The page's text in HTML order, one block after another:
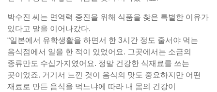
박수진 씨는 면역력 증진을 위해 식품을 찾은 특별한 이유가
있다고 말을 이어나갔다.
“일본에서 유학생활을 하면서 한 3시간 정도 줄서야 먹는
음식점에서 일을 한 적이 있었어요. 그곳에서는 소금의
종류만도 수십가지였어요. 정말 건강한 식재료를 쓰는
곳이었죠. 거기서 느낀 것이 음식의 맛도 중요하지만 어떤
재료로 만든 음식을 먹느냐에 따라 내 몸의 건강이